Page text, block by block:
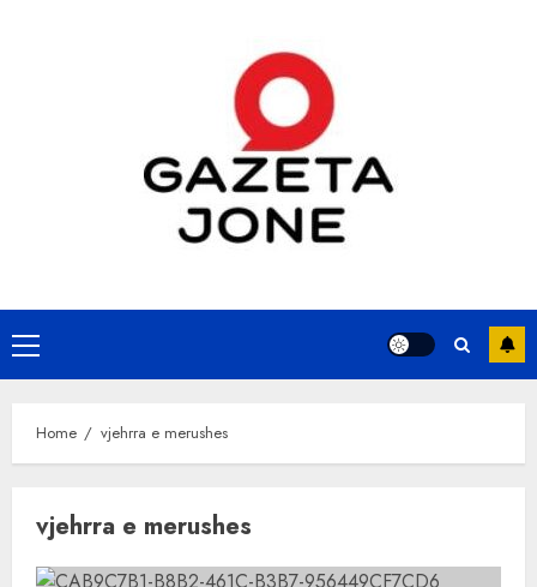
Primary
Menu
Home vjehrra e merushes
vjehrra e merushes